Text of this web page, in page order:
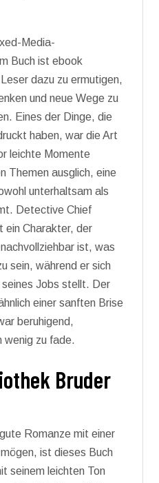
Media-
Buch ist ebook
dazu zu ermutigen,
und neue Wege zu
Eines der Dinge, die
haben, war die Art
leichte Momente
Themen ausglich, eine
unterhaltsam als
Detective Chief
ein Charakter, der
ist, was
sein, während er sich
Jobs stellt. Der
einer sanften Brise
beruhigend,
wenig zu fade.
Bruder
Romanze mit einer
ist dieses Buch
seinem leichten Ton